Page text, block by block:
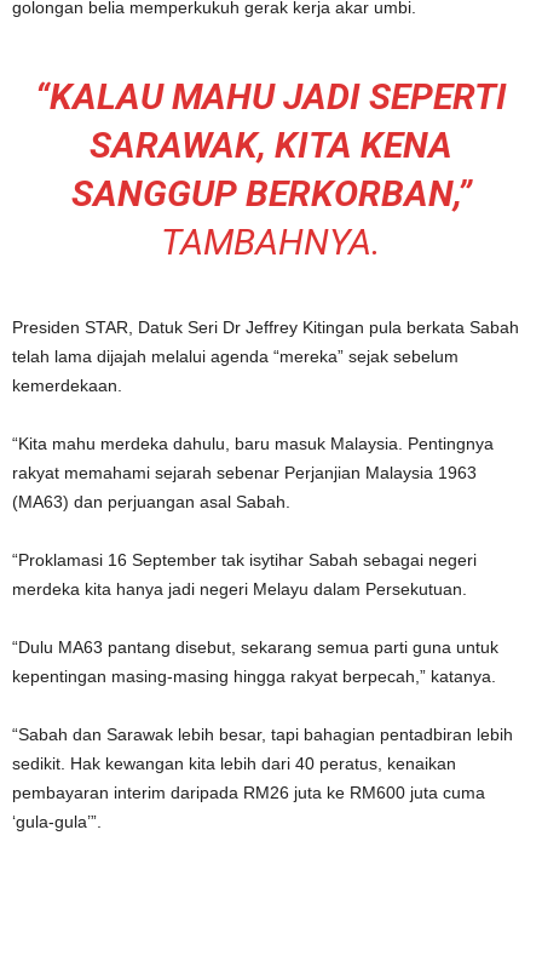
golongan belia memperkukuh gerak kerja akar umbi.
“KALAU MAHU JADI SEPERTI
SARAWAK, KITA KENA
SANGGUP BERKORBAN,”
TAMBAHNYA.
Presiden STAR, Datuk Seri Dr Jeffrey Kitingan pula berkata Sabah
telah lama dijajah melalui agenda “mereka” sejak sebelum
kemerdekaan.
“Kita mahu merdeka dahulu, baru masuk Malaysia. Pentingnya
rakyat memahami sejarah sebenar Perjanjian Malaysia 1963
(MA63) dan perjuangan asal Sabah.
“Proklamasi 16 September tak isytihar Sabah sebagai negeri
merdeka kita hanya jadi negeri Melayu dalam Persekutuan.
“Dulu MA63 pantang disebut, sekarang semua parti guna untuk
kepentingan masing-masing hingga rakyat berpecah,” katanya.
“Sabah dan Sarawak lebih besar, tapi bahagian pentadbiran lebih
sedikit. Hak kewangan kita lebih dari 40 peratus, kenaikan
pembayaran interim daripada RM26 juta ke RM600 juta cuma
‘gula-gula’”.